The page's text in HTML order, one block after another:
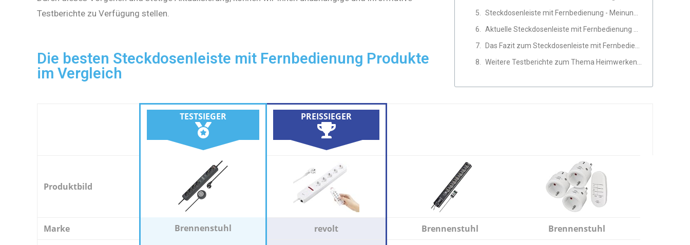
Testberichte zu Verfügung stellen.
Die besten Steckdosenleiste mit Fernbedienung Produkte
im Vergleich
TESTSIEGER PREISSIEGER
Produktbild
Marke Brennenstuhl revolt Brennenstuhl Brennenstuhl